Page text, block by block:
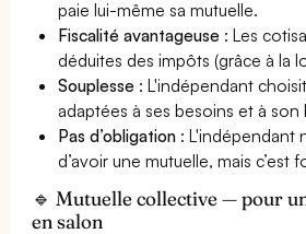
paie lui-même sa mutuelle.
Fiscalité avantageuse : Les
déduites des impôts (grâce à la
Souplesse : L'indépendant
adaptées à ses besoins et à son
Pas d’obligation : L'indépendant
d’avoir une mutuelle, mais c’est
🔹 Mutuelle collective — pour
en salon